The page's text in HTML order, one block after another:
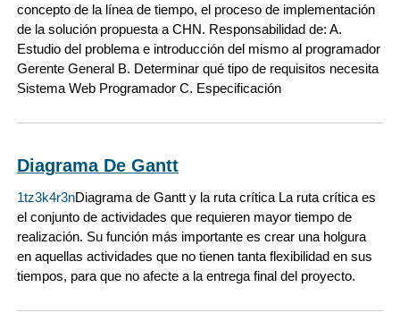
concepto de la línea de tiempo, el proceso de implementación
de la solución propuesta a CHN. Responsabilidad de: A.
Estudio del problema e introducción del mismo al programador
Gerente General B. Determinar qué tipo de requisitos necesita
Sistema Web Programador C. Especificación
Diagrama De Gantt
1tz3k4r3nDiagrama de Gantt y la ruta crítica La ruta crítica es
el conjunto de actividades que requieren mayor tiempo de
realización. Su función más importante es crear una holgura
en aquellas actividades que no tienen tanta flexibilidad en sus
tiempos, para que no afecte a la entrega final del proyecto.